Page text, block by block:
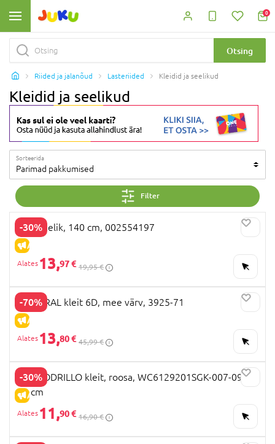
0
Otsing
Riided ja jalanõud Lasteriided Kleidid ja seelikud
Kleidid ja seelikud
Sorteerida
Parimad pakkumised
Filter
-30%
ALLAHINDLUS
OVS seelik, 140 cm, 002554197
13,97 € 19,95 €
-70%
ALLAHINDLUS
MAYORAL kleit 6D, mee värv, 3925-71
13,80 € 45,99 €
-30%
ALLAHINDLUS
COCCODRILLO kleit, roosa, WC6129201SGK-007-092,
92 cm
11,90 € 16,90 €